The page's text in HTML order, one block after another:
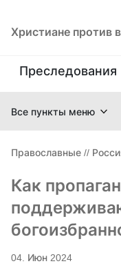
Христиане против
Преследования
Все пункты меню
Православные //
Как
04. Июн 2024